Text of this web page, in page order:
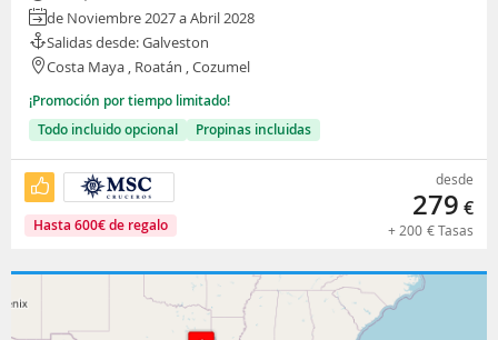
de Noviembre 2027 a Abril 2028
Salidas desde: Galveston
Costa Maya , Roatán , Cozumel
¡Promoción por tiempo limitado!
Todo incluido opcional
Propinas incluidas
Hasta 600€de regalo
desde
279 €
+200 €Tasas